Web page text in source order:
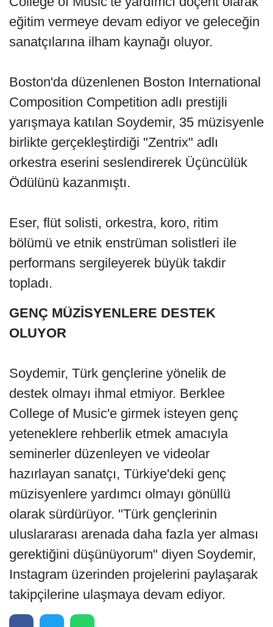
eğitim vermeye devam ediyor ve geleceğin
sanatçılarına ilham kaynağı oluyor.
Boston'da düzenlenen Boston International
Composition Competition adlı prestijli
yarışmaya katılan Soydemir, 35 müzisyenle
birlikte gerçekleştirdiği "Zentrix" adlı
orkestra eserini seslendirerek Üçüncülük
Ödülünü kazanmıştı.
Eser, flüt solisti, orkestra, koro, ritim
bölümü ve etnik enstrüman solistleri ile
performans sergileyerek büyük takdir
topladı.
GENÇ MÜZİSYENLERE DESTEK
OLUYOR
Soydemir, Türk gençlerine yönelik de
destek olmayı ihmal etmiyor. Berklee
College of Music'e girmek isteyen genç
yeteneklere rehberlik etmek amacıyla
seminerler düzenleyen ve videolar
hazırlayan sanatçı, Türkiye'deki genç
müzisyenlere yardımcı olmayı gönüllü
olarak sürdürüyor. "Türk gençlerinin
uluslararası arenada daha fazla yer alması
gerektiğini düşünüyorum" diyen Soydemir,
Instagram üzerinden projelerini paylaşarak
takipçilerine ulaşmaya devam ediyor.